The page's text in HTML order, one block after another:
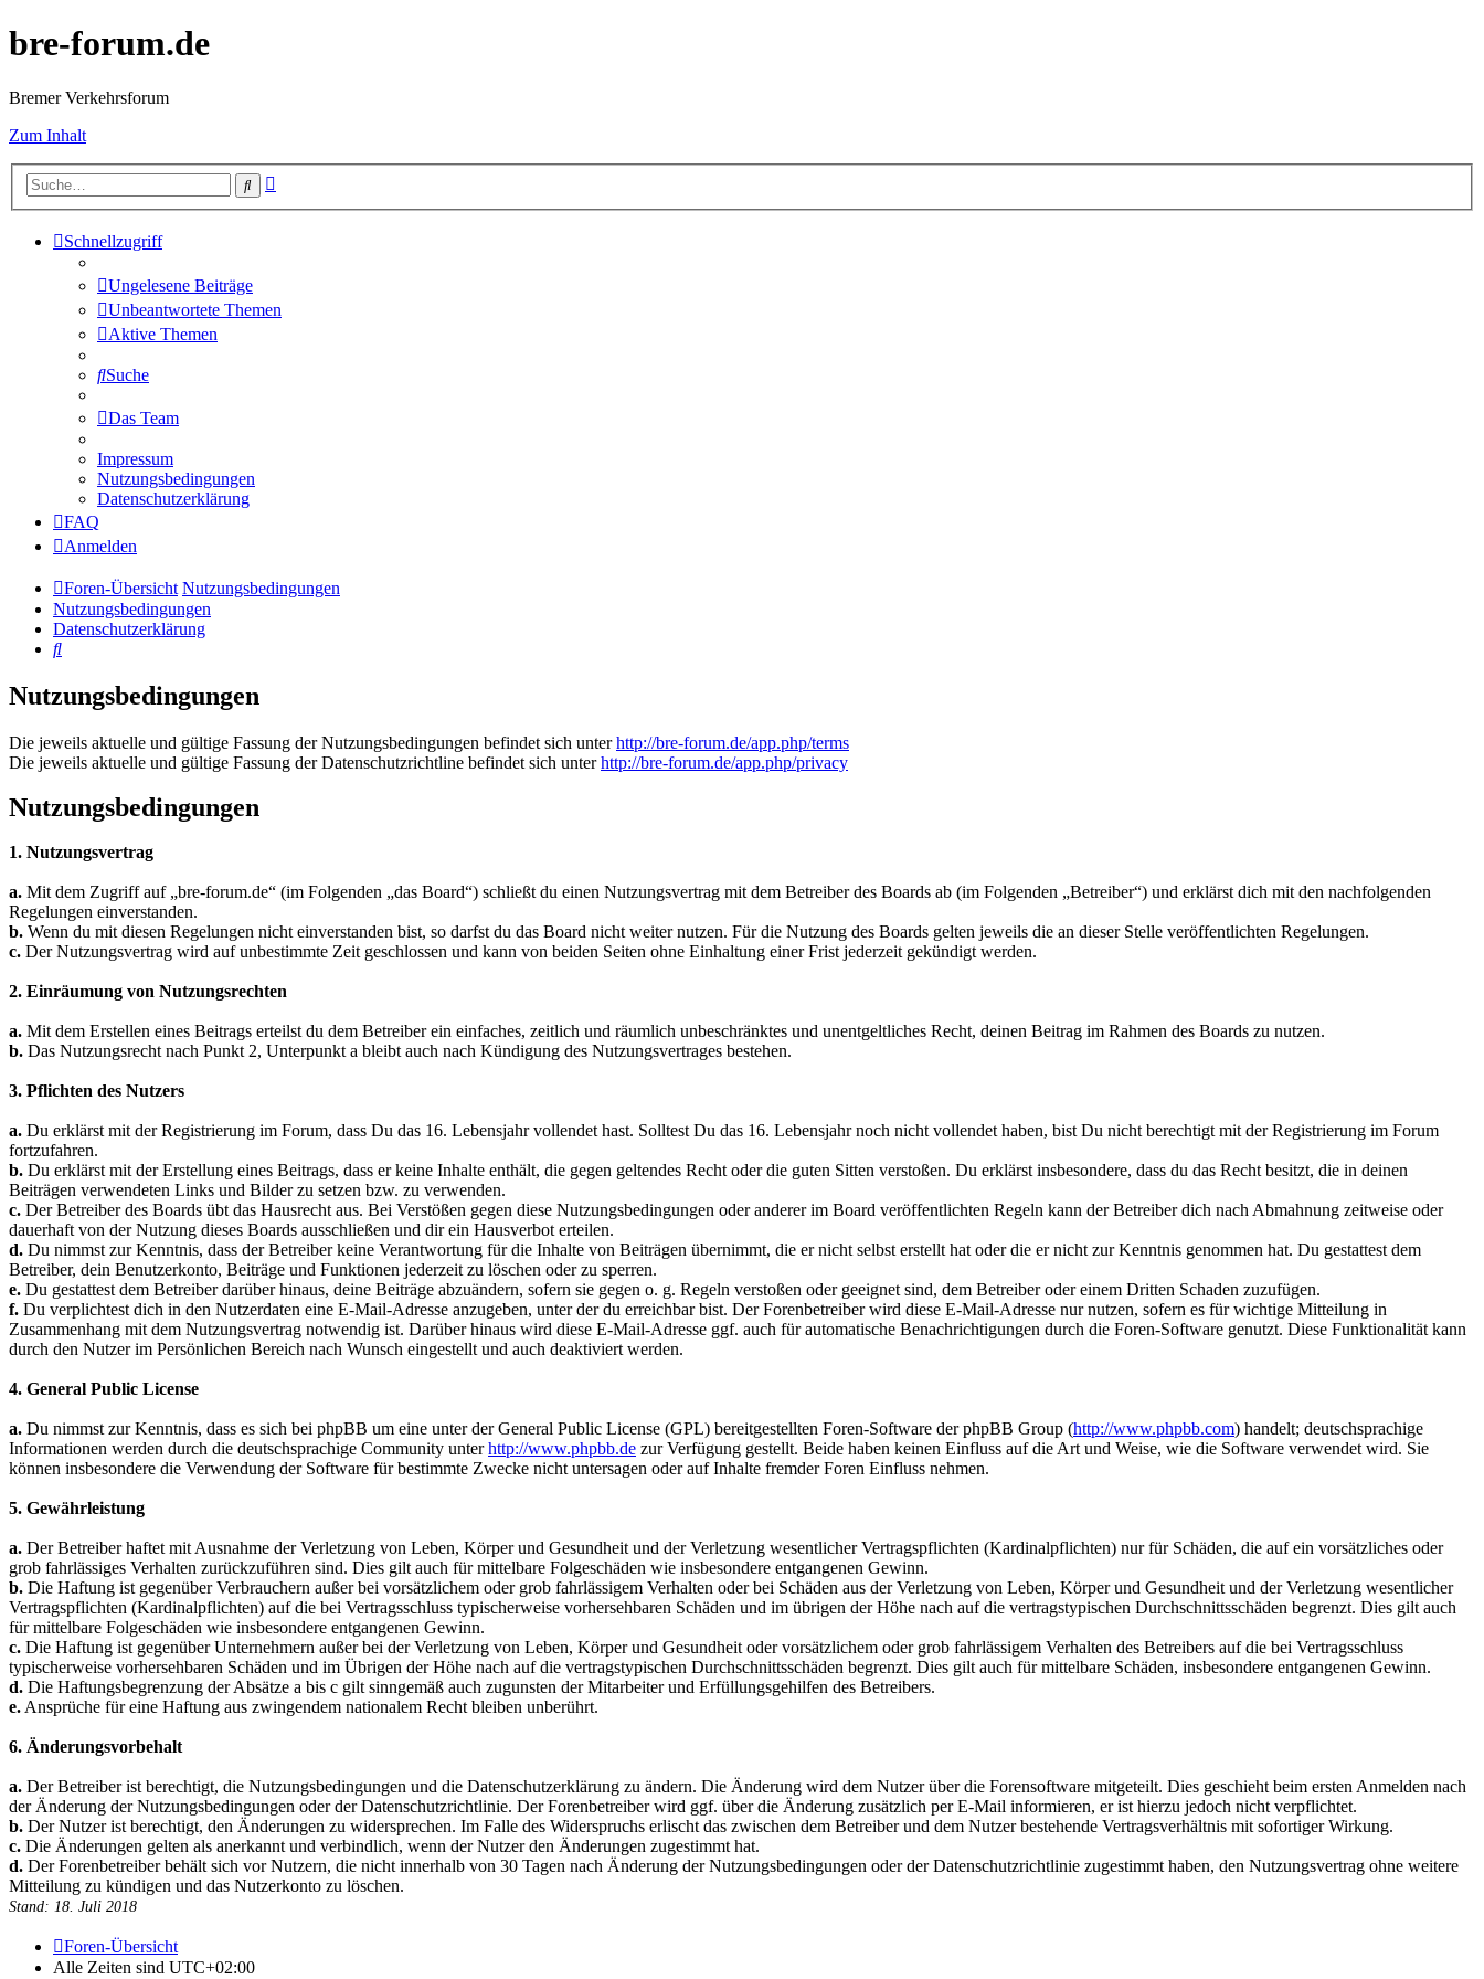
bre-forum.de
Bremer Verkehrsforum
Zum Inhalt
Suche
Schnellzugriff
Ungelesene Beiträge
Unbeantwortete Themen
Aktive Themen
Suche
Das Team
Impressum
Nutzungsbedingungen
Datenschutzerklärung
FAQ
Anmelden
Foren-Übersicht Nutzungsbedingungen
Nutzungsbedingungen
Datenschutzerklärung
Suche
Nutzungsbedingungen
Die jeweils aktuelle und gültige Fassung der Nutzungsbedingungen befindet sich unterhttp://bre-forum.de/app.php/terms
Die jeweils aktuelle und gültige Fassung der Datenschutzrichtline befindet sich unterhttp://bre-forum.de/app.php/privacy
Nutzungsbedingungen
1. Nutzungsvertrag
a. Mit dem Zugriff auf „bre-forum.de“ (im Folgenden „das Board“) schließt du einen Nutzungsvertrag mit dem Betreiber des Boards ab (im Folgenden „Betreiber“) und erklärst dich mit den nachfolgenden
Regelungen einverstanden.
b. Wenn du mit diesen Regelungen nicht einverstanden bist, so darfst du das Board nicht weiter nutzen. Für die Nutzung des Boards gelten jeweils die an dieser Stelle veröffentlichten Regelungen.
c. Der Nutzungsvertrag wird auf unbestimmte Zeit geschlossen und kann von beiden Seiten ohne Einhaltung einer Frist jederzeit gekündigt werden.
2. Einräumung von Nutzungsrechten
a. Mit dem Erstellen eines Beitrags erteilst du dem Betreiber ein einfaches, zeitlich und räumlich unbeschränktes und unentgeltliches Recht, deinen Beitrag im Rahmen des Boards zu nutzen.
b. Das Nutzungsrecht nach Punkt 2, Unterpunkt a bleibt auch nach Kündigung des Nutzungsvertrages bestehen.
3. Pflichten des Nutzers
a. Du erklärst mit der Registrierung im Forum, dass Du das 16. Lebensjahr vollendet hast. Solltest Du das 16. Lebensjahr noch nicht vollendet haben, bist Du nicht berechtigt mit der Registrierung im Forum
fortzufahren.
b. Du erklärst mit der Erstellung eines Beitrags, dass er keine Inhalte enthält, die gegen geltendes Recht oder die guten Sitten verstoßen. Du erklärst insbesondere, dass du das Recht besitzt, die in deinen
Beiträgen verwendeten Links und Bilder zu setzen bzw. zu verwenden.
c. Der Betreiber des Boards übt das Hausrecht aus. Bei Verstößen gegen diese Nutzungsbedingungen oder anderer im Board veröffentlichten Regeln kann der Betreiber dich nach Abmahnung zeitweise oder
dauerhaft von der Nutzung dieses Boards ausschließen und dir ein Hausverbot erteilen.
d. Du nimmst zur Kenntnis, dass der Betreiber keine Verantwortung für die Inhalte von Beiträgen übernimmt, die er nicht selbst erstellt hat oder die er nicht zur Kenntnis genommen hat. Du gestattest dem
Betreiber, dein Benutzerkonto, Beiträge und Funktionen jederzeit zu löschen oder zu sperren.
e. Du gestattest dem Betreiber darüber hinaus, deine Beiträge abzuändern, sofern sie gegen o. g. Regeln verstoßen oder geeignet sind, dem Betreiber oder einem Dritten Schaden zuzufügen.
f. Du verplichtest dich in den Nutzerdaten eine E-Mail-Adresse anzugeben, unter der du erreichbar bist. Der Forenbetreiber wird diese E-Mail-Adresse nur nutzen, sofern es für wichtige Mitteilung in
Zusammenhang mit dem Nutzungsvertrag notwendig ist. Darüber hinaus wird diese E-Mail-Adresse ggf. auch für automatische Benachrichtigungen durch die Foren-Software genutzt. Diese Funktionalität kann
durch den Nutzer im Persönlichen Bereich nach Wunsch eingestellt und auch deaktiviert werden.
4. General Public License
a. Du nimmst zur Kenntnis, dass es sich bei phpBB um eine unter der General Public License (GPL) bereitgestellten Foren-Software der phpBB Group (http://www.phpbb.com) handelt; deutschsprachige
Informationen werden durch die deutschsprachige Community unterhttp://www.phpbb.de zur Verfügung gestellt. Beide haben keinen Einfluss auf die Art und Weise, wie die Software verwendet wird. Sie
können insbesondere die Verwendung der Software für bestimmte Zwecke nicht untersagen oder auf Inhalte fremder Foren Einfluss nehmen.
5. Gewährleistung
a. Der Betreiber haftet mit Ausnahme der Verletzung von Leben, Körper und Gesundheit und der Verletzung wesentlicher Vertragspflichten (Kardinalpflichten) nur für Schäden, die auf ein vorsätzliches oder
grob fahrlässiges Verhalten zurückzuführen sind. Dies gilt auch für mittelbare Folgeschäden wie insbesondere entgangenen Gewinn.
b. Die Haftung ist gegenüber Verbrauchern außer bei vorsätzlichem oder grob fahrlässigem Verhalten oder bei Schäden aus der Verletzung von Leben, Körper und Gesundheit und der Verletzung wesentlicher
Vertragspflichten (Kardinalpflichten) auf die bei Vertragsschluss typischerweise vorhersehbaren Schäden und im übrigen der Höhe nach auf die vertragstypischen Durchschnittsschäden begrenzt. Dies gilt auch
für mittelbare Folgeschäden wie insbesondere entgangenen Gewinn.
c. Die Haftung ist gegenüber Unternehmern außer bei der Verletzung von Leben, Körper und Gesundheit oder vorsätzlichem oder grob fahrlässigem Verhalten des Betreibers auf die bei Vertragsschluss
typischerweise vorhersehbaren Schäden und im Übrigen der Höhe nach auf die vertragstypischen Durchschnittsschäden begrenzt. Dies gilt auch für mittelbare Schäden, insbesondere entgangenen Gewinn.
d. Die Haftungsbegrenzung der Absätze a bis c gilt sinngemäß auch zugunsten der Mitarbeiter und Erfüllungsgehilfen des Betreibers.
e. Ansprüche für eine Haftung aus zwingendem nationalem Recht bleiben unberührt.
6. Änderungsvorbehalt
a. Der Betreiber ist berechtigt, die Nutzungsbedingungen und die Datenschutzerklärung zu ändern. Die Änderung wird dem Nutzer über die Forensoftware mitgeteilt. Dies geschieht beim ersten Anmelden nach
der Änderung der Nutzungsbedingungen oder der Datenschutzrichtlinie. Der Forenbetreiber wird ggf. über die Änderung zusätzlich per E-Mail informieren, er ist hierzu jedoch nicht verpflichtet.
b. Der Nutzer ist berechtigt, den Änderungen zu widersprechen. Im Falle des Widerspruchs erlischt das zwischen dem Betreiber und dem Nutzer bestehende Vertragsverhältnis mit sofortiger Wirkung.
c. Die Änderungen gelten als anerkannt und verbindlich, wenn der Nutzer den Änderungen zugestimmt hat.
d. Der Forenbetreiber behält sich vor Nutzern, die nicht innerhalb von 30 Tagen nach Änderung der Nutzungsbedingungen oder der Datenschutzrichtlinie zugestimmt haben, den Nutzungsvertrag ohne weitere
Mitteilung zu kündigen und das Nutzerkonto zu löschen.
Stand: 18. Juli 2018
Foren-Übersicht
Alle Zeiten sind UTC+02:00